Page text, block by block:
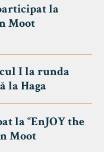
la
Moot
I la runda
la Haga
la “EnJOY the
Moot